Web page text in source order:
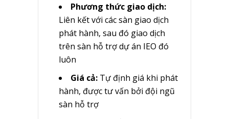
Phương thức giao dịch:
Liên kết với các sàn giao dịch
phát hành, sau đó giao dịch
trên sàn hỗ trợ dự án IEO đó
luôn
Giá cả: Tự định giá khi phát
hành, được tư vấn bởi đội ngũ
sàn hỗ trợ